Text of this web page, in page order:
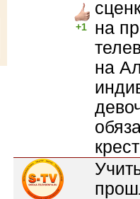
+1
на
на